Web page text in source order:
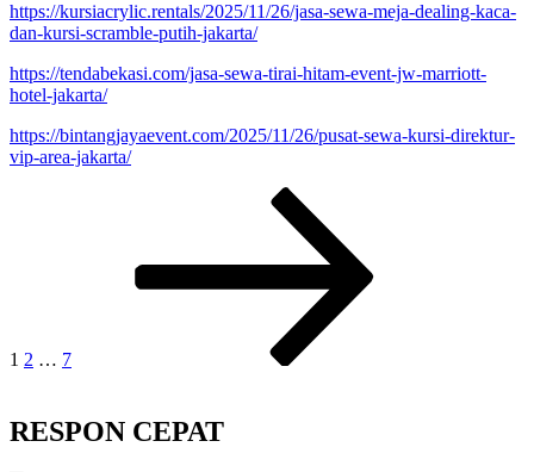
https://kursiacrylic.rentals/2025/11/26/jasa-sewa-meja-dealing-kaca-
dan-kursi-scramble-putih-jakarta/
https://tendabekasi.com/jasa-sewa-tirai-hitam-event-jw-marriott-
hotel-jakarta/
https://bintangjayaevent.com/2025/11/26/pusat-sewa-kursi-direktur-
vip-area-jakarta/
1 2 … 7
RESPON CEPAT